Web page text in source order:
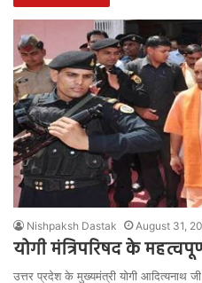
Nishpaksh Dastak August 31,
योगी मंत्रिपरिषद के
उत्तर प्रदेश के मुख्यमंत्री योगी आदित्यनाथ जी